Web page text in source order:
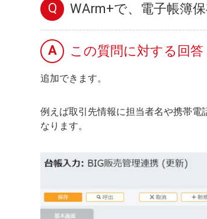
Q WArm+で、電子帳簿
A この質問に対する回答
追加できます。
例えば取引先情報に担当者名や携帯電
なります。